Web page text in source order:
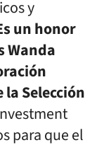
y
un honor
Wanda
Selección
para que el